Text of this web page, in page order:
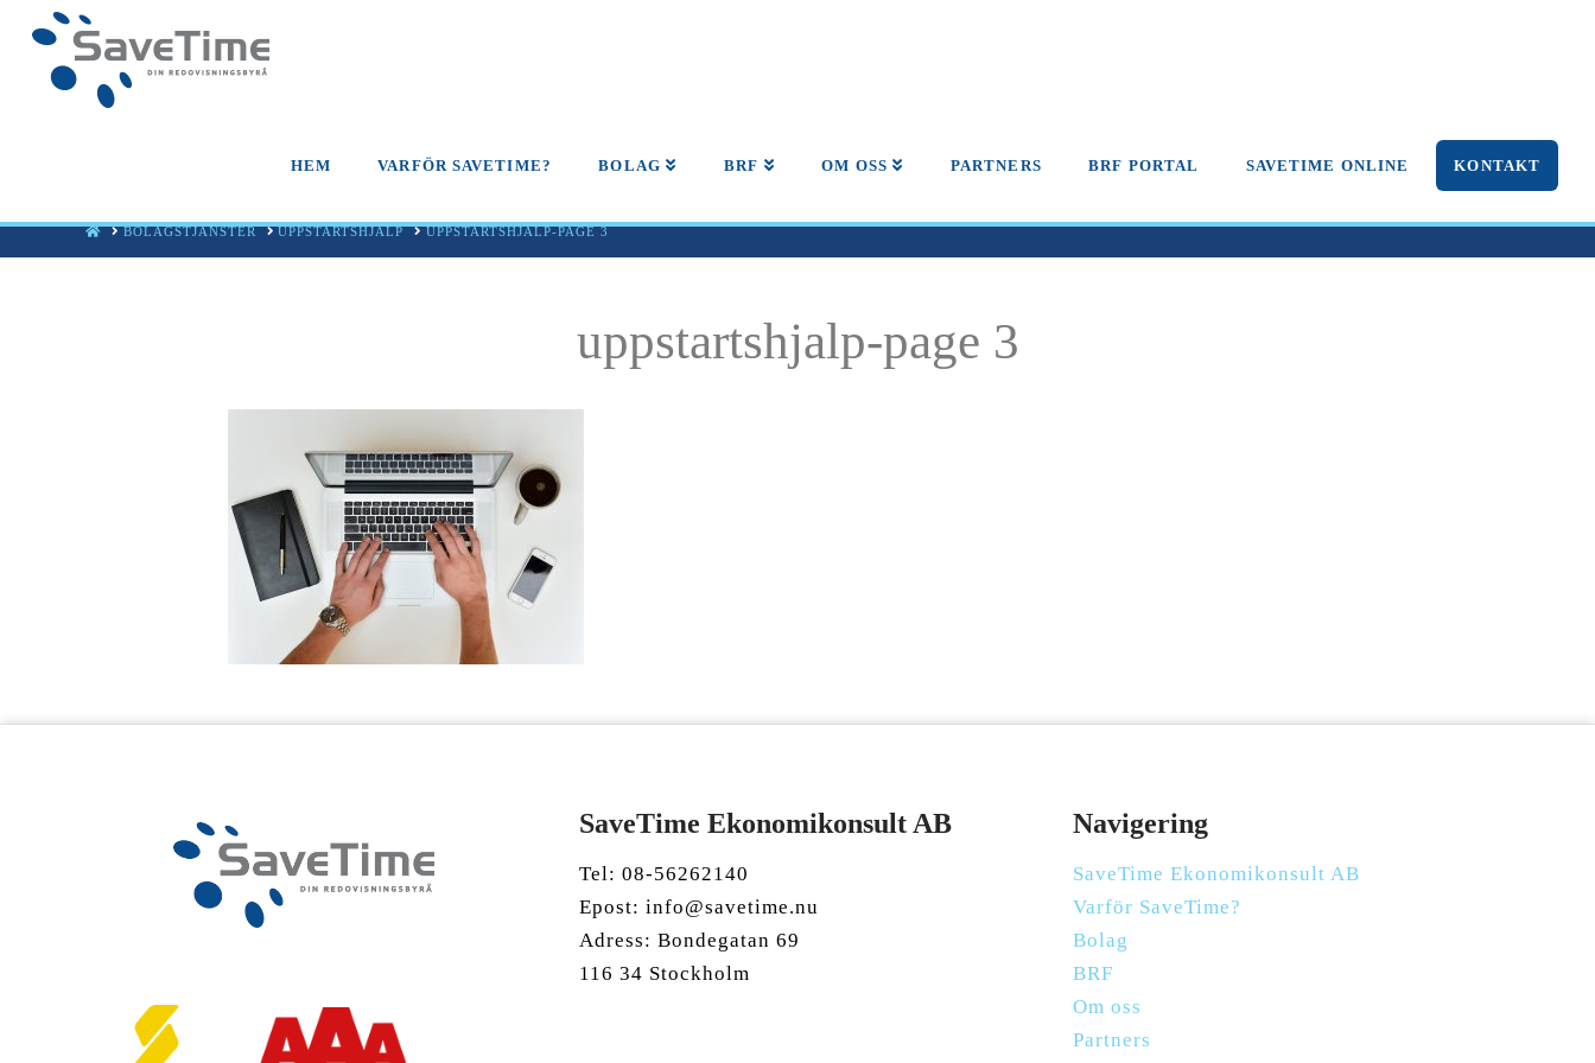
HEM VARFÖR SAVETIME? BOLAG BRF OM OSS PARTNERS BRF PORTAL SAVETIME ONLINE KONTAKT
HOMEBOLAGSTJÄNSTER UPPSTARTSHJÄLP UPPSTARTSHJALP-PAGE 3
uppstartshjalp-page 3
SaveTime Ekonomikonsult AB
Tel: 08-56262140
Epost: info@savetime.nu
Adress: Bondegatan 69
116 34 Stockholm
Navigering
SaveTime Ekonomikonsult AB
Varför SaveTime?
Bolag
BRF
Om oss
Partners